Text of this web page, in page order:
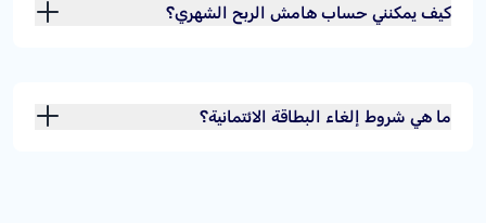
كيف يمكنني حساب هامش الربح الشهري؟
ما هي شروط إلغاء البطاقة الائتمانية؟